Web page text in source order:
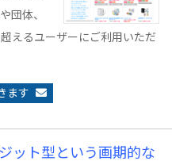
団体、
えるユーザーにご利用いただ
ます
ット型という画期的な